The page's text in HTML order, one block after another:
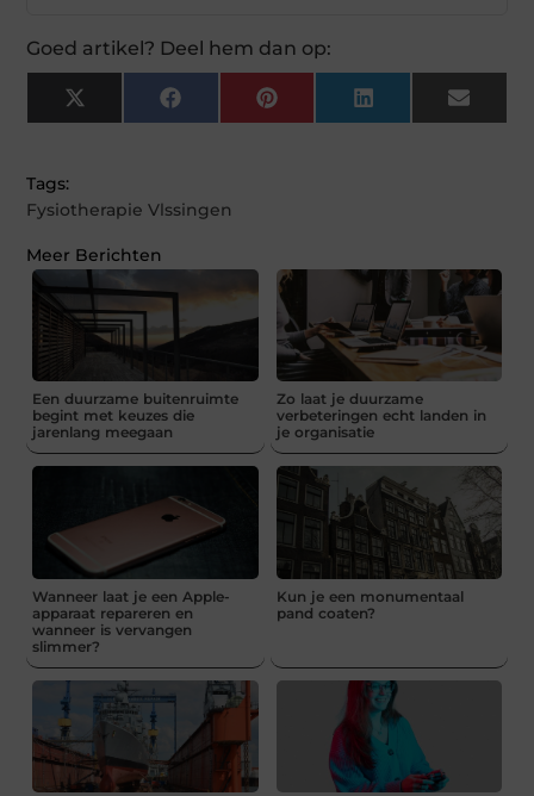
Goed artikel? Deel hem dan op:
X
(Twitter)
FacebookPinterestLinkedInEmail
Tags:
Fysiotherapie Vlssingen
Meer Berichten
Een duurzame buitenruimte
begint met keuzes die
jarenlang meegaan
Zo laat je duurzame
verbeteringen echt landen in
je organisatie
Wanneer laat je een Apple-
apparaat repareren en
wanneer is vervangen
slimmer?
Kun je een monumentaal
pand coaten?